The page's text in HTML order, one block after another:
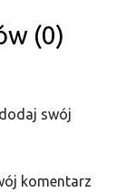
(0)
swój
komentarz